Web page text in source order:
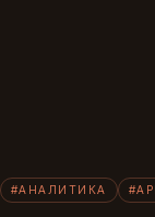
#АНАЛИТИКА